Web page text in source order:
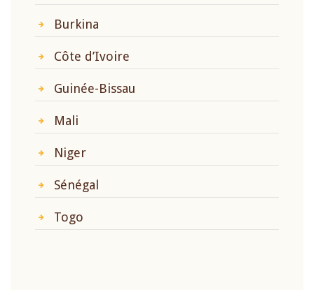
Burkina
Côte d’Ivoire
Guinée-Bissau
Mali
Niger
Sénégal
Togo